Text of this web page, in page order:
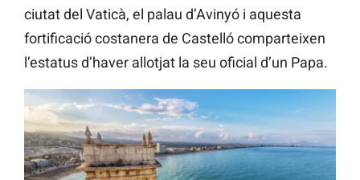
ciutat del Vaticà, el palau d’Avinyó i aquesta
fortificació costanera de Castelló comparteixen
l’estatus d’haver allotjat la seu oficial d’un Papa.